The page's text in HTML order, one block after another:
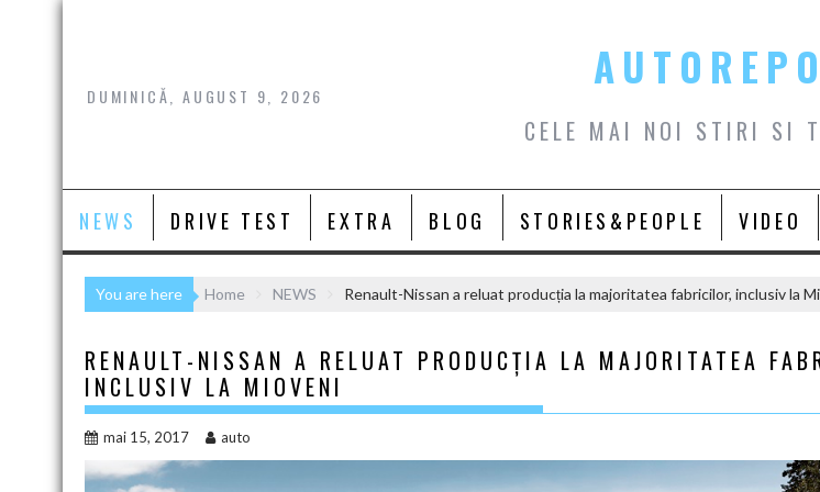
Skip
DUMINICĂ, AUGUST 9, 2026
CELE MAI NOI STIRI SI
NEWS DRIVE TEST EXTRA BLOG STORIES&PEOPLE VIDEO
You are here Home NEWS Renault-Nissan a reluat producția la majoritatea fabricilor, inclusiv la
RENAULT-NISSAN A RELUAT PRODUCȚIA LA MAJORITATEA
INCLUSIV LA MIOVENI
mai 15, 2017 auto